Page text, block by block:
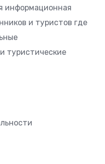
информационная
и туристов где
туристические